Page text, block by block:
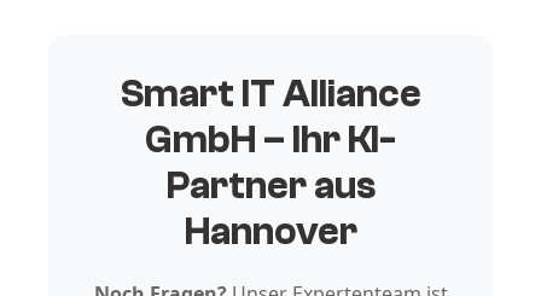
Smart IT Alliance
GmbH – Ihr KI-
Partner aus
Hannover